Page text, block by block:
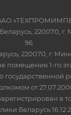
220070, г.
96
220070, г.
помещения 1-го
государственной
от
в
Беларусь